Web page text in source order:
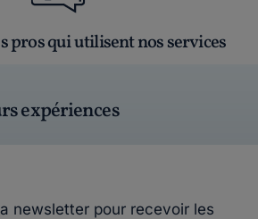
pros qui utilisent nos services
expériences
newsletter pour recevoir les